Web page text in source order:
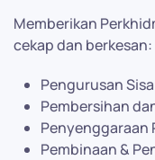
Memberikan
cekap dan berkesan:
Pengurusan
Pembersihan
Penyenggaraan
Pembinaan &